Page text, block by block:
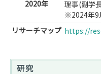
2020年
理事(副学
※2024年9
リサーチマップ https://
研究